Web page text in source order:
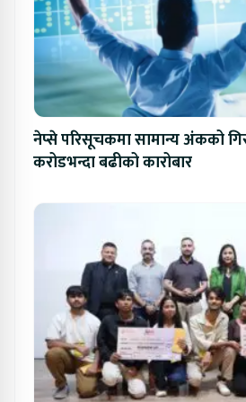
नेप्से परिसूचकमा सामान्य अंकको
करोडभन्दा बढीको कारोबार